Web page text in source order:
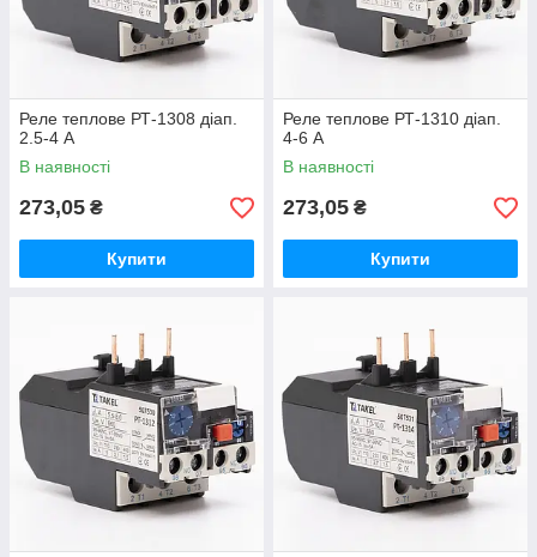
Реле теплове РТ-1308 діап.
2.5-4 А
В наявності
273,05 ₴
Купити
Реле теплове РТ-1310 діап.
4-6 А
В наявності
273,05 ₴
Купити